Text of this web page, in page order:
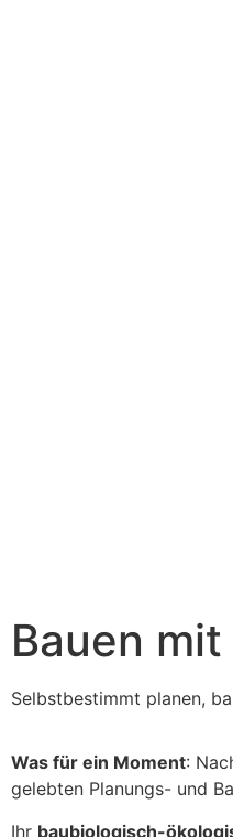
Bauen
Selbstbestimmt planen,
Was für ein Moment:
gelebten Planungs- und
Ihr baubiologisch-